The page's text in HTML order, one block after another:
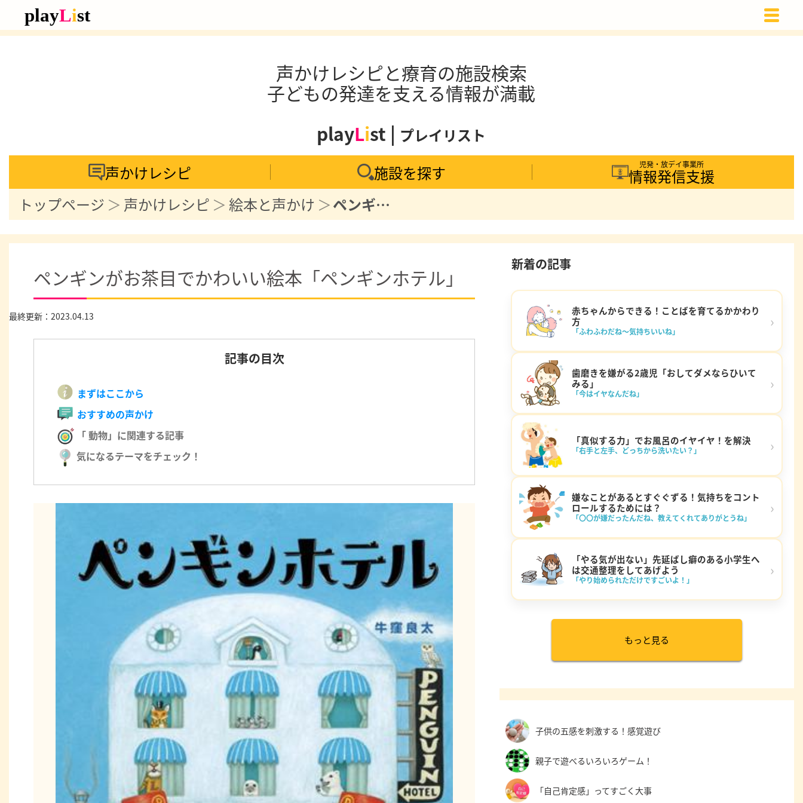
声かけレシピと療育の施設検索
子どもの発達を支える情報が満載
playList | プレイリスト
声かけレシピ
施設を探す 児発・放デイ事業所
情報発信支援
トップページ
声かけレシピ 絵本と声かけ ペンギンがお茶目でかわいい絵本「ペンギンホテル」
ペンギンがお茶目でかわいい絵本「ペンギンホテル」
最終更新：2023.04.13
記事の目次
まずはここから
おすすめの声かけ
「 動物」に関連する記事
気になるテーマをチェック！
新着の記事
赤ちゃんからできる！ことばを育てるかかわり
方
「ふわふわだね～気持ちいいね」
›
歯磨きを嫌がる2歳児「おしてダメならひいて
みる」
「今はイヤなんだね」
›
「真似する力」でお風呂のイヤイヤ！を解決
「右手と左手、どっちから洗いたい？」 ›
嫌なことがあるとすぐぐずる！気持ちをコント
ロールするためには？
「〇〇が嫌だったんだね、教えてくれてありがとうね」
›
「やる気が出ない」先延ばし癖のある小学生へ
は交通整理をしてあげよう
「やり始められただけですごいよ！」
›
もっと見る
子供の五感を刺激する！感覚遊び
親子で遊べるいろいろゲーム！
「自己肯定感」ってすごく大事